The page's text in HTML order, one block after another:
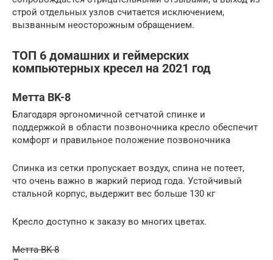
строй отдельных узлов считается исключением,
вызванным неосторожным обращением.
ТОП 6 домашних и геймерских
компьютерных кресел на 2021 год
Метта BK-8
Благодаря эргономичной сетчатой спинке и
поддержкой в области позвоночника кресло обеспечит
комфорт и правильное положение позвоночника
Спинка из сетки пропускает воздух, спина не потеет,
что очень важно в жаркий период года. Устойчивый
стальной корпус, выдержит вес больше 130 кг
Кресло доступно к заказу во многих цветах.
Метта BK-8